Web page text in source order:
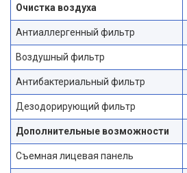
Очистка воздуха
Антиаллергенный фильтр
Воздушный фильтр
Антибактериальный фильтр
Дезодорирующий фильтр
Дополнительные возможности
Съемная лицевая панель